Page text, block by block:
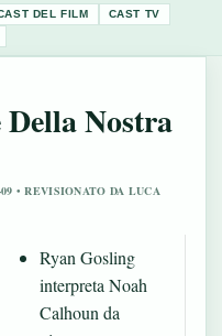
DEL FILM
CAST TV
Nostra
• REVISIONATO DA LUCA
Ryan Gosling
interpreta Noah
Calhoun da